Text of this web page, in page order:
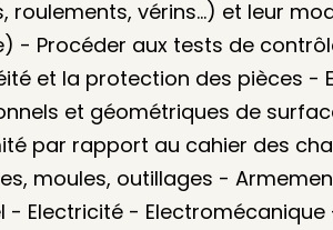
roulements, vérins…) et leur
- Procéder aux tests de
et la protection des pièces -
et géométriques de
par rapport au cahier des
moules, outillages -
- Electricité -